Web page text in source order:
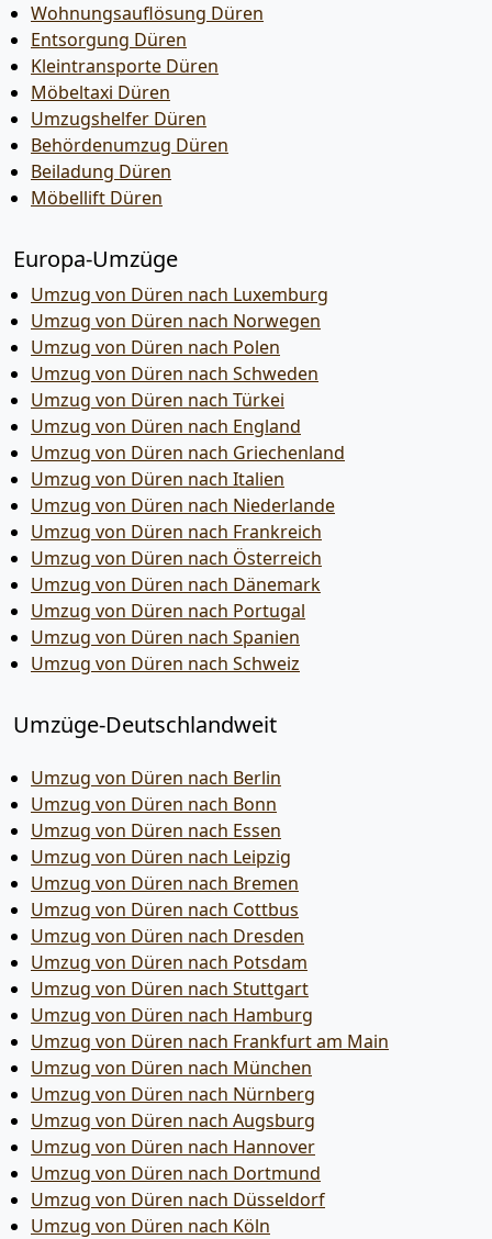
Wohnungsauflösung Düren
Entsorgung Düren
Kleintransporte Düren
Möbeltaxi Düren
Umzugshelfer Düren
Behördenumzug Düren
Beiladung Düren
Möbellift Düren
Europa-Umzüge
Umzug von Düren nach Luxemburg
Umzug von Düren nach Norwegen
Umzug von Düren nach Polen
Umzug von Düren nach Schweden
Umzug von Düren nach Türkei
Umzug von Düren nach England
Umzug von Düren nach Griechenland
Umzug von Düren nach Italien
Umzug von Düren nach Niederlande
Umzug von Düren nach Frankreich
Umzug von Düren nach Österreich
Umzug von Düren nach Dänemark
Umzug von Düren nach Portugal
Umzug von Düren nach Spanien
Umzug von Düren nach Schweiz
Umzüge-Deutschlandweit
Umzug von Düren nach Berlin
Umzug von Düren nach Bonn
Umzug von Düren nach Essen
Umzug von Düren nach Leipzig
Umzug von Düren nach Bremen
Umzug von Düren nach Cottbus
Umzug von Düren nach Dresden
Umzug von Düren nach Potsdam
Umzug von Düren nach Stuttgart
Umzug von Düren nach Hamburg
Umzug von Düren nach Frankfurt am Main
Umzug von Düren nach München
Umzug von Düren nach Nürnberg
Umzug von Düren nach Augsburg
Umzug von Düren nach Hannover
Umzug von Düren nach Dortmund
Umzug von Düren nach Düsseldorf
Umzug von Düren nach Köln